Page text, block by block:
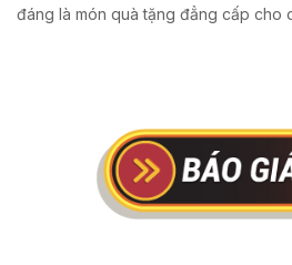
đáng là món quà tặng đẳng cấp cho